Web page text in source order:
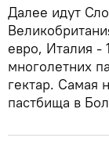
Далее идут
евро, Италия -
многолетних
гектар. Самая
пастбища в